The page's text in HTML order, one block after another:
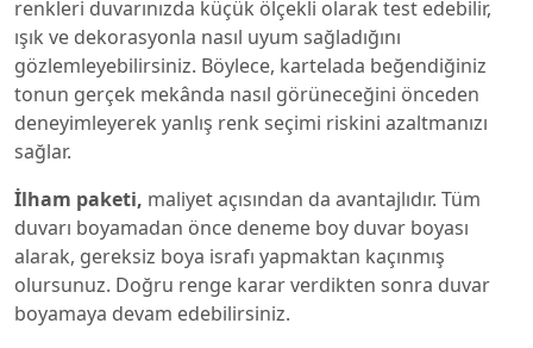
renkleri duvarınızda küçük ölçekli olarak test edebilir,
ışık ve dekorasyonla nasıl uyum sağladığını
gözlemleyebilirsiniz. Böylece, kartelada beğendiğiniz
tonun gerçek mekânda nasıl görüneceğini önceden
deneyimleyerek yanlış renk seçimi riskini azaltmanızı
sağlar.
İlham paketi, maliyet açısından da avantajlıdır. Tüm
duvarı boyamadan önce deneme boy duvar boyası
alarak, gereksiz boya israfı yapmaktan kaçınmış
olursunuz. Doğru renge karar verdikten sonra duvar
boyamaya devam edebilirsiniz.